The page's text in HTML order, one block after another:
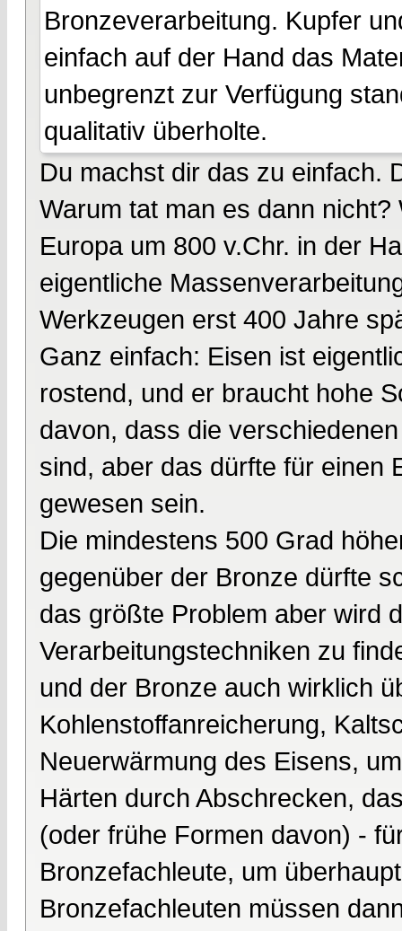
Bronzeverarbeitung. Kupfer
einfach auf der Hand das
unbegrenzt zur Verfügung
qualitativ überholte.
Du machst dir das zu einfach.
Warum tat man es dann
Europa um 800 v.Chr. in der
eigentliche
Werkzeugen erst 400 Jahre
Ganz einfach: Eisen ist
rostend, und er braucht hohe
davon, dass die
sind, aber das dürfte für einen
gewesen sein.
Die mindestens 500 Grad
gegenüber der Bronze dürfte
das größte Problem aber wird
Verarbeitungstechniken zu
und der Bronze auch wirklich
Kohlenstoffanreicherung,
Neuerwärmung des Eisens,
Härten durch Abschrecken,
(oder frühe Formen davon) -
Bronzefachleute, um
Bronzefachleuten müssen